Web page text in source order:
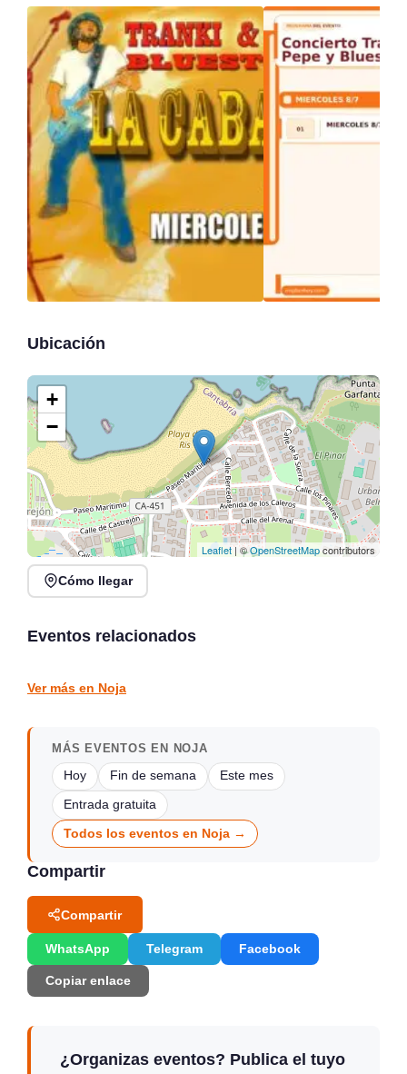
Ubicación
+
−
Leaflet| ©OpenStreetMapcontributors
Cómo llegar
Eventos relacionados
Sarón
Ver más en Noja
MÁS EVENTOS EN NOJA
Hoy Fin de semana Este mes
Entrada gratuita
Todos los eventos en Noja →
Compartir
Compartir
WhatsApp Telegram Facebook
Copiar enlace
¿Organizas eventos? Publica el tuyo